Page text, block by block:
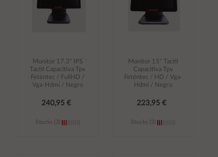
Monitor 17.3" IPS
Tactil Capacitiva Tpv
Feténtec / FullHD /
Vga-Hdmi / Negro
240,95 €
Stocks (3)
Monitor 15" Tactil
Capacitiva Tpv
Feténtec / HD / Vga-
Hdmi / Negro
223,95 €
Stocks (3)